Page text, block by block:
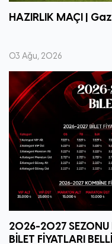
HAZIRLIK MAÇI |
03 Ağu, 2026
2026-2027 SEZONU
BİLET FİYATLARI